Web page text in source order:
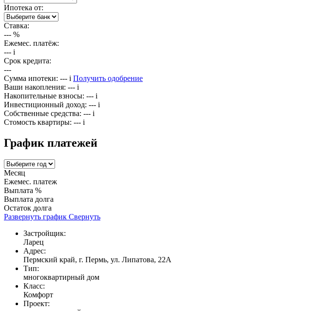
Ипотека от:
Ставка:
--- %
Ежемес. платёж:
--- i
Срок кредита:
---
Сумма ипотеки: --- i Получить одобрение
Ваши накопления: --- i
Накопительные взносы: --- i
Инвестиционный доход: --- i
Собственные средства: --- i
Стомость квартиры: --- i
График платежей
Месяц
Ежемес. платеж
Выплата %
Выплата долга
Остаток долга
Развернуть график Свернуть
Застройщик:
Ларец
Адрес:
Пермский край, г. Пермь, ул. Липатова, 22А
Тип:
многоквартирный дом
Класс:
Комфорт
Проект: